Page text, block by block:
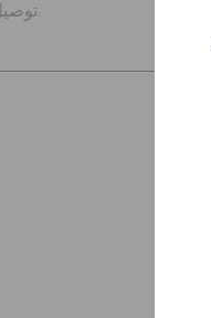
توصيل مجاني على جميع الطلبيات.